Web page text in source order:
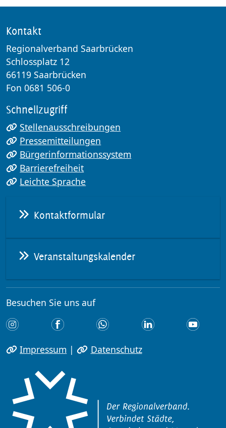
Kontakt
Regionalverband Saarbrücken
Schlossplatz 12
66119 Saarbrücken
Fon 0681 506-0
Schnellzugriff
Stellenausschreibungen
Pressemitteilungen
Bürgerinformationssystem
Barrierefreiheit
Leichte Sprache
Kontaktformular
Veranstaltungskalender
Besuchen Sie uns auf
Impressum | Datenschutz